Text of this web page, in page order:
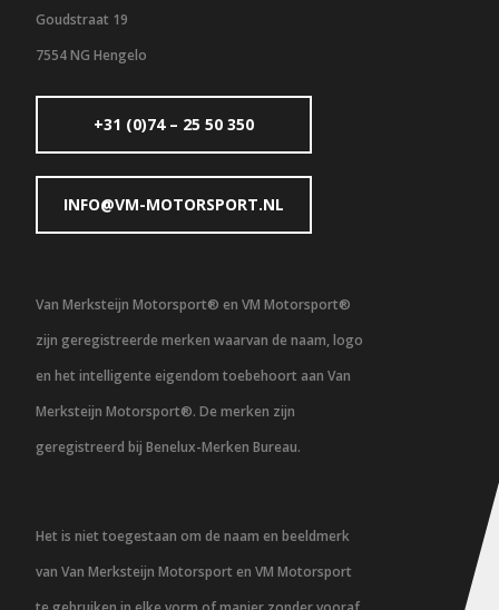
Goudstraat 19
7554 NG Hengelo
+31 (0)74 – 25 50 350
INFO@VM-MOTORSPORT.NL
Van Merksteijn Motorsport® en VM Motorsport®
zijn geregistreerde merken waarvan de naam, logo
en het intelligente eigendom toebehoort aan Van
Merksteijn Motorsport®. De merken zijn
geregistreerd bij Benelux-Merken Bureau.
Het is niet toegestaan om de naam en beeldmerk
van Van Merksteijn Motorsport en VM Motorsport